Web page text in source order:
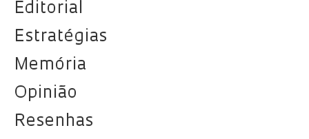
Editorial
Estratégias
Memória
Opinião
Resenhas